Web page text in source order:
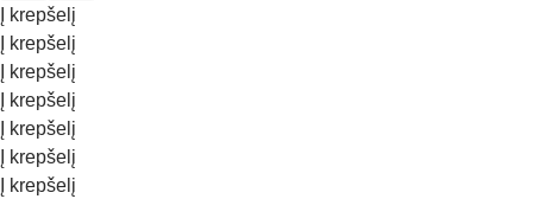
Į krepšelį
Į krepšelį
Į krepšelį
Į krepšelį
Į krepšelį
Į krepšelį
Į krepšelį